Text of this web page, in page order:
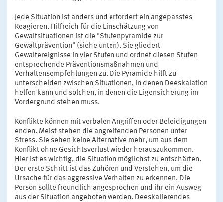
Jede Situation ist anders und erfordert ein angepasstes
Reagieren. Hilfreich für die Einschätzung von
Gewaltsituationen ist die "Stufenpyramide zur
Gewaltprävention" (siehe unten). Sie gliedert
Gewaltereignisse in vier Stufen und ordnet diesen Stufen
entsprechende Präventionsmaßnahmen und
Verhaltensempfehlungen zu. Die Pyramide hilft zu
unterscheiden zwischen Situationen, in denen Deeskalation
helfen kann und solchen, in denen die Eigensicherung im
Vordergrund stehen muss.
Konflikte können mit verbalen Angriffen oder Beleidigungen
enden. Meist stehen die angreifenden Personen unter
Stress. Sie sehen keine Alternative mehr, um aus dem
Konflikt ohne Gesichtsverlust wieder herauszukommen.
Hier ist es wichtig, die Situation möglichst zu entschärfen.
Der erste Schritt ist das Zuhören und Verstehen, um die
Ursache für das aggressive Verhalten zu erkennen. Die
Person sollte freundlich angesprochen und ihr ein Ausweg
aus der Situation angeboten werden. Deeskalierendes